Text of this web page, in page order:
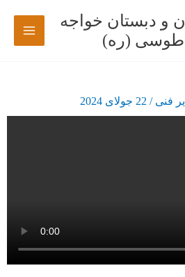
و دبستان خواجه
طوسی (ره)
فنی/ 22 جولای 2024